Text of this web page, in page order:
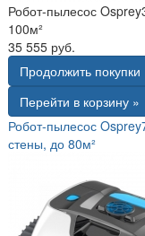
Робот-пылесос
100м²
35 555 руб.
Продолжить покупки
Перейти в корзину »
Робот-пылесос
стены, до 80м²